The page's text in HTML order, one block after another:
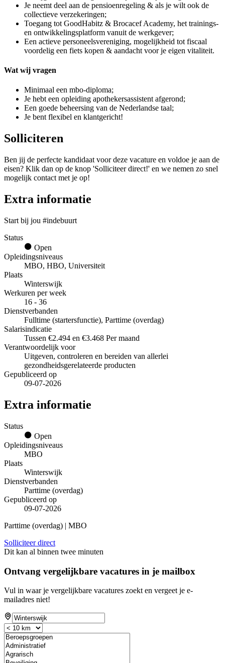
Je neemt deel aan de pensioenregeling & als je wilt ook de
collectieve verzekeringen;
Toegang tot GoodHabitz & Brocacef Academy, het trainings-
en ontwikkelingsplatform vanuit de werkgever;
Een actieve personeelsvereniging, mogelijkheid tot fiscaal
voordelig een fiets kopen & aandacht voor je eigen vitaliteit.
Wat wij vragen
Minimaal een mbo-diploma;
Je hebt een opleiding apothekersassistent afgerond;
Een goede beheersing van de Nederlandse taal;
Je bent flexibel en klantgericht!
Solliciteren
Ben jij de perfecte kandidaat voor deze vacature en voldoe je aan de
eisen? Klik dan op de knop 'Solliciteer direct!' en we nemen zo snel
mogelijk contact met je op!
Extra informatie
Start bij jou #indebuurt
Status
Open
Opleidingsniveaus
MBO, HBO, Universiteit
Plaats
Winterswijk
Werkuren per week
16 - 36
Dienstverbanden
Fulltime (startersfunctie), Parttime (overdag)
Salarisindicatie
Tussen €2.494 en €3.468 Per maand
Verantwoordelijk voor
Uitgeven, controleren en bereiden van allerlei
gezondheidsgerelateerde producten
Gepubliceerd op
09-07-2026
Extra informatie
Status
Open
Opleidingsniveaus
MBO
Plaats
Winterswijk
Dienstverbanden
Parttime (overdag)
Gepubliceerd op
09-07-2026
Parttime (overdag) | MBO
Solliciteer direct
Dit kan al binnen twee minuten
Ontvang vergelijkbare vacatures in je mailbox
Vul in waar je vergelijkbare vacatures zoekt en vergeet je e-
mailadres niet!